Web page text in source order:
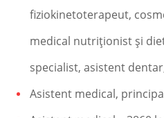
fiziokinetoterapeut,
medical nutriţionist şi
specialist, asistent
Asistent medical,